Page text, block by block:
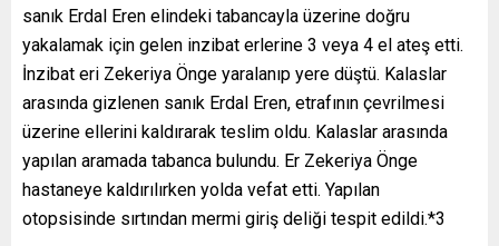
sanık Erdal Eren elindeki tabancayla üzerine doğru
yakalamak için gelen inzibat erlerine 3 veya 4 el ateş etti.
İnzibat eri Zekeriya Önge yaralanıp yere düştü. Kalaslar
arasında gizlenen sanık Erdal Eren, etrafının çevrilmesi
üzerine ellerini kaldırarak teslim oldu. Kalaslar arasında
yapılan aramada tabanca bulundu. Er Zekeriya Önge
hastaneye kaldırılırken yolda vefat etti. Yapılan
otopsisinde sırtından mermi giriş deliği tespit edildi.*3